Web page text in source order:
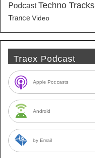
Podcast Techno Tracks
Trance Video
Traex Podcast
Apple Podcasts
Android
by Email